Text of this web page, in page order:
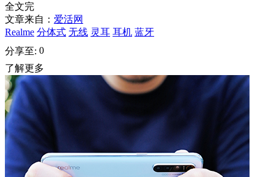
全文完
文章来自： 爱活网
Realme 分体式 无线 灵耳 耳机 蓝牙
分享至: 0
了解更多